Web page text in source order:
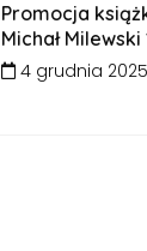
Promocja
Michał Milewski
4 grudnia 2025